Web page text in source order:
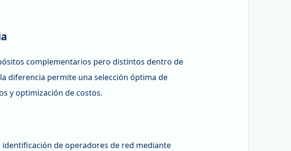
complementarios pero distintos dentro de
diferencia permite una selección óptima de
y optimización de costos.
identificación de operadores de red mediante